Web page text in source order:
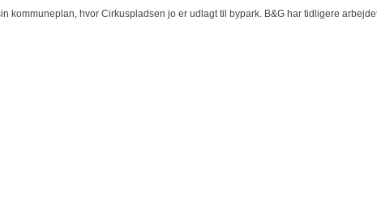
kommuneplan, hvor Cirkuspladsen jo er udlagt til bypark. B&G har tidligere